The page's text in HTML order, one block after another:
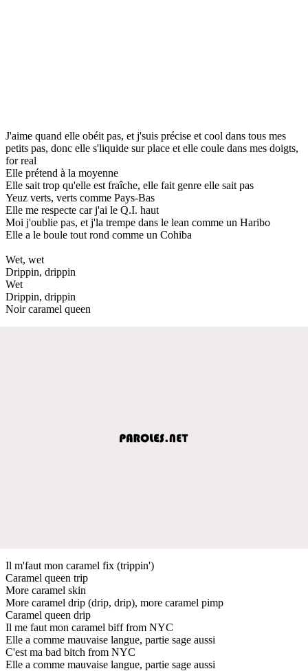
J'aime quand elle obéit pas, et j'suis précise et cool dans tous mes
petits pas, donc elle s'liquide sur place et elle coule dans mes doigts,
for real
Elle prétend à la moyenne
Elle sait trop qu'elle est fraîche, elle fait genre elle sait pas
Yeuz verts, verts comme Pays-Bas
Elle me respecte car j'ai le Q.I. haut
Moi j'oublie pas, et j'la trempe dans le lean comme un Haribo
Elle a le boule tout rond comme un Cohiba
Wet, wet
Drippin, drippin
Wet
Drippin, drippin
Noir caramel queen
Il m'faut mon caramel fix (trippin')
Caramel queen trip
More caramel skin
More caramel drip (drip, drip), more caramel pimp
Caramel queen drip
Il me faut mon caramel biff from NYC
Elle a comme mauvaise langue, partie sage aussi
C'est ma bad bitch from NYC
Elle a comme mauvaise langue, partie sage aussi